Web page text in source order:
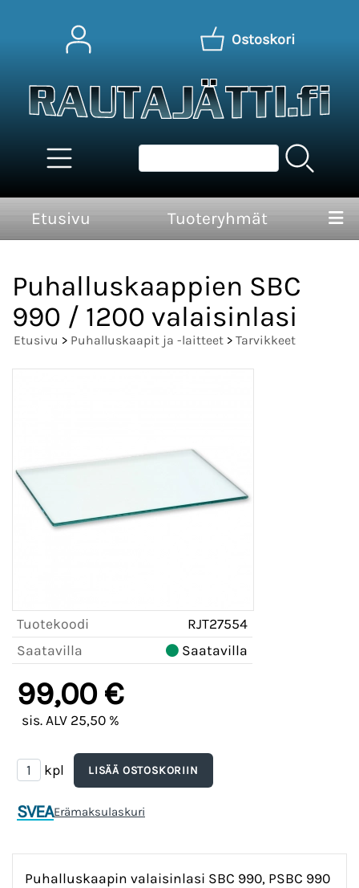
Ostoskori
Etusivu Tuoteryhmät
Puhalluskaappien SBC
990 / 1200 valaisinlasi
Etusivu > Puhalluskaapit ja -laitteet > Tarvikkeet
Tuotekoodi
RJT27554
Saatavilla
Saatavilla
99,00 €
sis. ALV 25,50 %
kpl
SVEAErämaksulaskuri
Puhalluskaapin valaisinlasi SBC 990, PSBC 990